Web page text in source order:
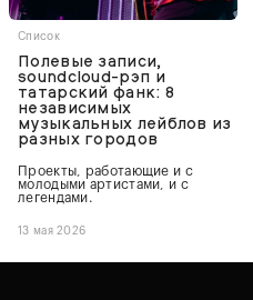
Список
Полевые записи,
soundcloud-рэп и
татарский фанк: 8
независимых
музыкальных лейблов из
разных городов
Проекты, работающие и с
молодыми артистами, и с
легендами.
13 мая 2026